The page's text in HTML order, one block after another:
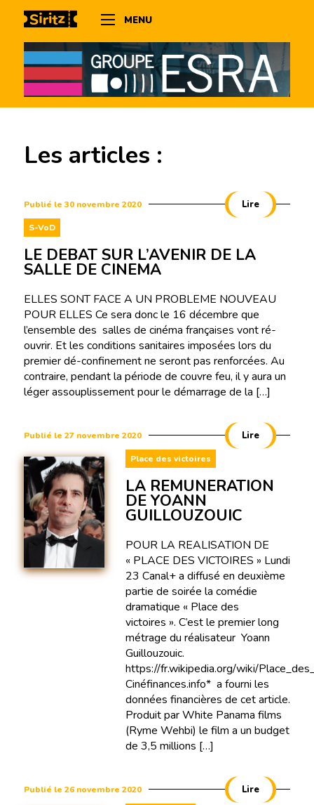
MENU
Les articles :
Publié le 30 novembre 2020
S-VoD
Lire
LE DEBAT SUR L’AVENIR DE LA
SALLE DE CINEMA
ELLES SONT FACE A UN PROBLEME NOUVEAU
POUR ELLES Ce sera donc le 16 décembre que
l’ensemble des salles de cinéma françaises vont ré-
ouvrir. Et les conditions sanitaires imposées lors du
premier dé-confinement ne seront pas renforcées. Au
contraire, pendant la période de couvre feu, il y aura un
léger assouplissement pour le démarrage de la […]
Publié le 27 novembre 2020
Place des victoires
Lire
LA REMUNERATION
DE YOANN
GUILLOUZOUIC
POUR LA REALISATION DE
« PLACE DES VICTOIRES » Lundi
23 Canal+ a diffusé en deuxième
partie de soirée la comédie
dramatique « Place des
victoires ». C’est le premier long
métrage du réalisateur Yoann
Guillouzouic.
https://fr.wikipedia.org/wiki/
Cinéfinances.info* a fourni les
données financières de cet article.
Produit par White Panama films
(Ryme Wehbi) le film a un budget
de 3,5 millions […]
Publié le 26 novembre 2020 Lire